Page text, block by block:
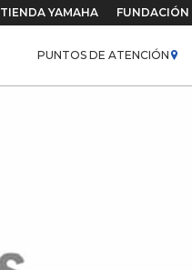
TIENDA YAMAHA FUNDACIÓN
PUNTOS DE ATENCIÓN